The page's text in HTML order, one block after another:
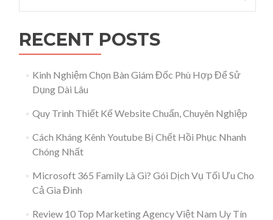
RECENT POSTS
Kinh Nghiệm Chọn Bàn Giám Đốc Phù Hợp Để Sử
Dụng Dài Lâu
Quy Trình Thiết Kế Website Chuẩn, Chuyên Nghiệp
Cách Kháng Kênh Youtube Bị Chết Hồi Phục Nhanh
Chóng Nhất
Microsoft 365 Family Là Gì? Gói Dịch Vụ Tối Ưu Cho
Cả Gia Đình
Review 10 Top Marketing Agency Việt Nam Uy Tín